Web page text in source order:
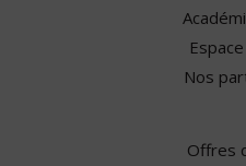
Nos
Offres